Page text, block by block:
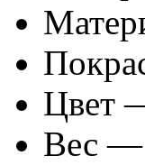
Цвет
Вес —